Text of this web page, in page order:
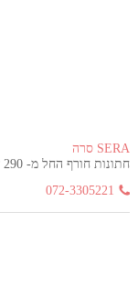
SERA סרה
חתונות חורף החל מ- 290 ש"ח
072-3305221